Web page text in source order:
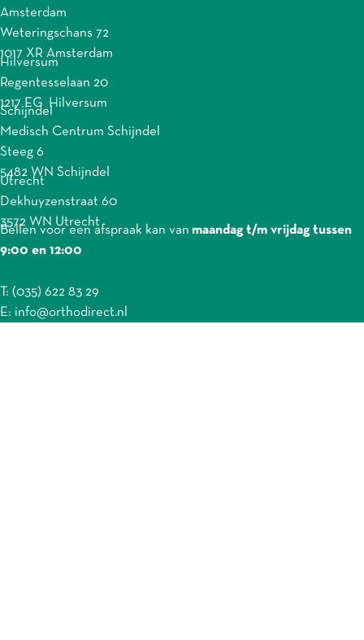
Amsterdam
Weteringschans 72
1017 XR Amsterdam
Hilversum
Regentesselaan 20
1217 EG Hilversum
Schijndel
Medisch Centrum Schijndel
Steeg 6
5482 WN Schijndel
Utrecht
Dekhuyzenstraat 60
3572 WN Utrecht
Bellen voor een afspraak kan van maandag t/m vrijdag tussen
9:00 en 12:00
T: (035) 622 83 29
E: info@orthodirect.nl